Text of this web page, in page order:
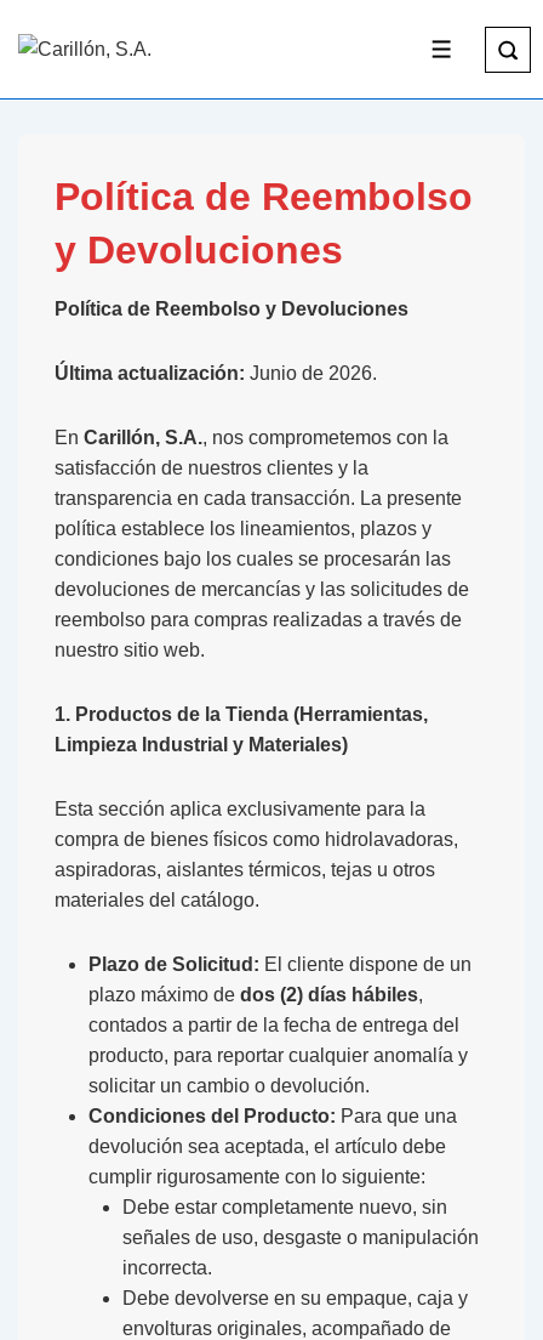
Política de Reembolso
y Devoluciones
Política de Reembolso y Devoluciones
Última actualización: Junio de 2026.
En Carillón, S.A., nos comprometemos con la
satisfacción de nuestros clientes y la
transparencia en cada transacción. La presente
política establece los lineamientos, plazos y
condiciones bajo los cuales se procesarán las
devoluciones de mercancías y las solicitudes de
reembolso para compras realizadas a través de
nuestro sitio web.
1. Productos de la Tienda (Herramientas,
Limpieza Industrial y Materiales)
Esta sección aplica exclusivamente para la
compra de bienes físicos como hidrolavadoras,
aspiradoras, aislantes térmicos, tejas u otros
materiales del catálogo.
Plazo de Solicitud: El cliente dispone de un
plazo máximo de dos (2) días hábiles,
contados a partir de la fecha de entrega del
producto, para reportar cualquier anomalía y
solicitar un cambio o devolución.
Condiciones del Producto: Para que una
devolución sea aceptada, el artículo debe
cumplir rigurosamente con lo siguiente:
Debe estar completamente nuevo, sin
señales de uso, desgaste o manipulación
incorrecta.
Debe devolverse en su empaque, caja y
envolturas originales, acompañado de